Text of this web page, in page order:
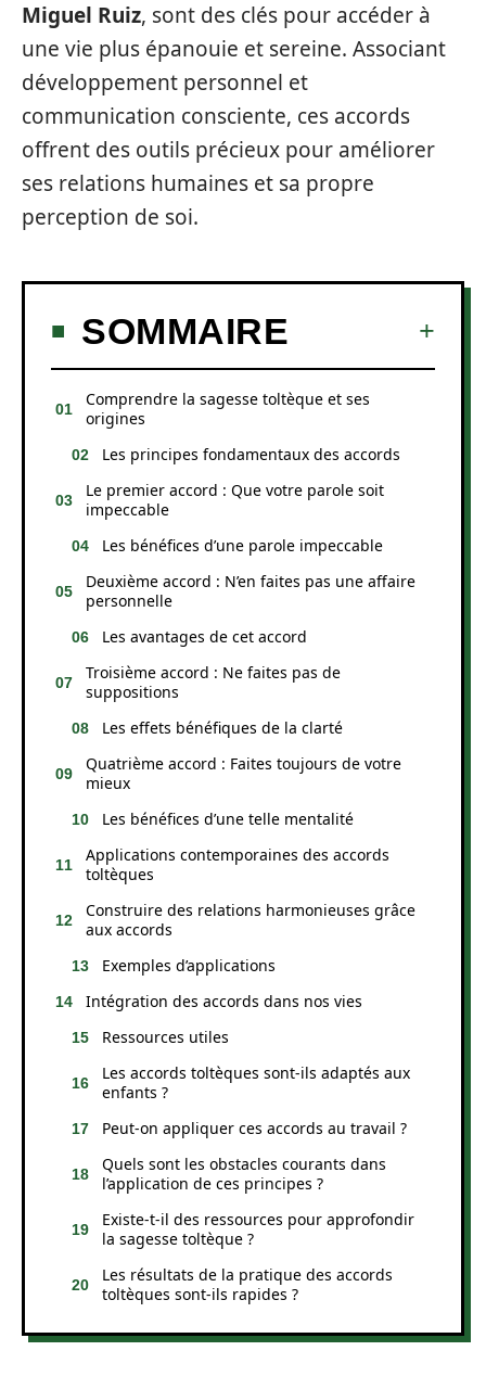
Miguel Ruiz, sont des clés pour accéder à
une vie plus épanouie et sereine. Associant
développement personnel et
communication consciente, ces accords
offrent des outils précieux pour améliorer
ses relations humaines et sa propre
perception de soi.
SOMMAIRE
Comprendre la sagesse toltèque et ses
origines
Les principes fondamentaux des accords
Le premier accord : Que votre parole soit
impeccable
Les bénéfices d’une parole impeccable
Deuxième accord : N’en faites pas une affaire
personnelle
Les avantages de cet accord
Troisième accord : Ne faites pas de
suppositions
Les effets bénéfiques de la clarté
Quatrième accord : Faites toujours de votre
mieux
Les bénéfices d’une telle mentalité
Applications contemporaines des accords
toltèques
Construire des relations harmonieuses grâce
aux accords
Exemples d’applications
Intégration des accords dans nos vies
Ressources utiles
Les accords toltèques sont-ils adaptés aux
enfants ?
Peut-on appliquer ces accords au travail ?
Quels sont les obstacles courants dans
l’application de ces principes ?
Existe-t-il des ressources pour approfondir
la sagesse toltèque ?
Les résultats de la pratique des accords
toltèques sont-ils rapides ?